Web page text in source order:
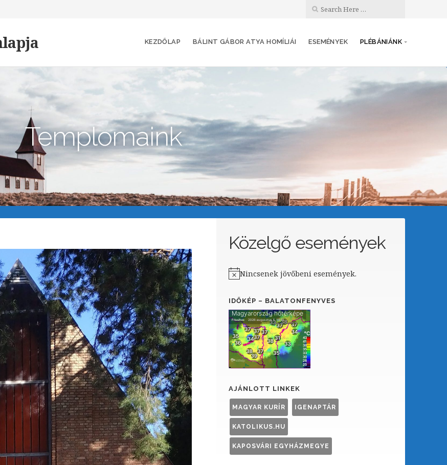
KEZDŐLAP BÁLINT GÁBOR ATYA HOMÍLIÁI ESEMÉNYEK PLÉBÁNIÁNK
Templomaink
Közelgő események
Notice
Nincsenek jövőbeni események.
IDŐKÉP – BALATONFENYVES
AJÁNLOTT LINKEK
MAGYAR KURÍR IGENAPTÁR
KATOLIKUS.HU
KAPOSVÁRI EGYHÁZMEGYE